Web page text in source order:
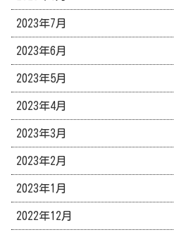
2023年7月
2023年6月
2023年5月
2023年4月
2023年3月
2023年2月
2023年1月
2022年12月